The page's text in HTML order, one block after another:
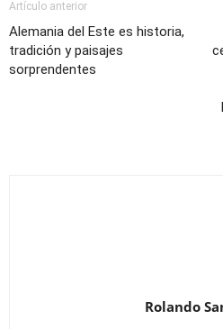
Artículo anterior
Alemania del Este es historia,
tradición y paisajes
sorprendentes
Rolando